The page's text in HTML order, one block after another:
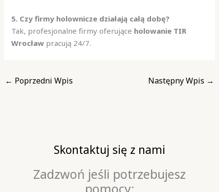
5. Czy firmy holownicze działają całą dobę?
Tak, profesjonalne firmy oferujące holowanie TIR
Wrocław pracują 24/7.
← Poprzedni Wpis Następny Wpis →
Skontaktuj się z nami
Zadzwoń jeśli potrzebujesz
pomocy: